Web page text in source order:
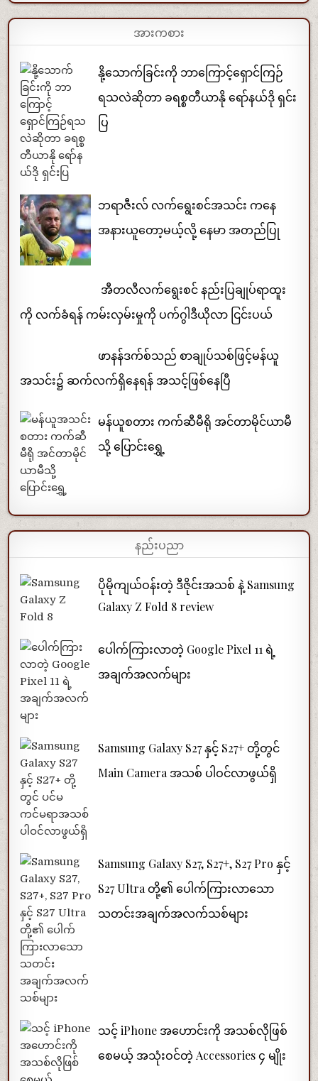
အားကစား
နို့သောက်ခြင်းကို ဘာကြောင့်ရှောင်ကြဉ်
ရသလဲဆိုတာ ခရစ္စတီယာနို ရော်နယ်ဒို ရှင်း
ပြ
ဘရာဇီးလ် လက်ရွေးစင်အသင်း ကနေ
အနားယူတော့မယ့်လို့ နေမာ အတည်ပြု
အီတလီလက်ရွေးစင် နည်းပြချုပ်ရာထူး
ကို လက်ခံရန် ကမ်းလှမ်းမှုကို ပက်ဂွါဒီယိုလာ ငြင်းပယ်
ဖာနန်ဒက်စ်သည် စာချုပ်သစ်ဖြင့်မန်ယူ
အသင်း၌ ဆက်လက်ရှိနေရန် အသင့်ဖြစ်နေပြီ
မန်ယူစတား ကက်ဆီမီရို အင်တာမိုင်ယာမီ
သို့ ပြောင်းရွှေ့
နည်းပညာ
ပိုမိုကျယ်ဝန်းတဲ့ ဒီဇိုင်းအသစ် နဲ့ Samsung
Galaxy Z Fold 8 review
ပေါက်ကြားလာတဲ့ Google Pixel 11 ရဲ့
အချက်အလက်များ
Samsung Galaxy S27 နှင့် S27+ တို့တွင်
Main Camera အသစ် ပါဝင်လာဖွယ်ရှိ
Samsung Galaxy S27, S27+, S27 Pro နှင့်
S27 Ultra တို့၏ ပေါက်ကြားလာသော
သတင်းအချက်အလက်သစ်များ
သင့် iPhone အဟောင်းကို အသစ်လိုဖြစ်
စေမယ့် အသုံးဝင်တဲ့ Accessories ၄ မျိုး